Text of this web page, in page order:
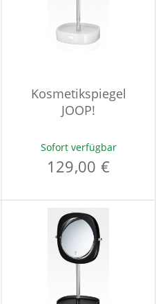
Kosmetikspiegel
JOOP!
Sofort verfügbar
129,00 €